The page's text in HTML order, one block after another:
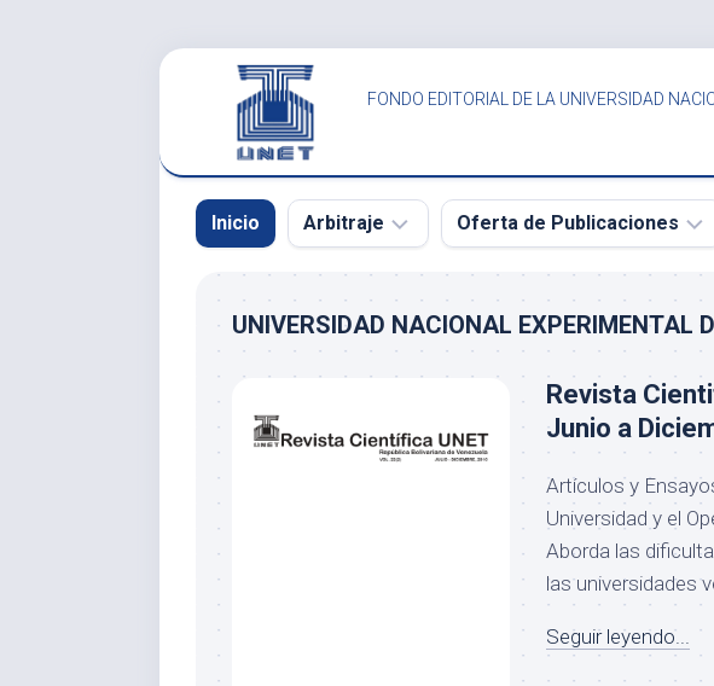
FONDO EDITORIAL DE LA UNIVERSIDAD
Inicio Arbitraje
SCITUS
Revista
Científica
Oferta de Publicaciones
SCITUS
Revista
Científica
UNIVERSIDAD NACIONAL EXPERIMENTAL
Revista
Junio a
Artículos y
Universidad y el
Aborda las
las universidades
Seguir leyendo...